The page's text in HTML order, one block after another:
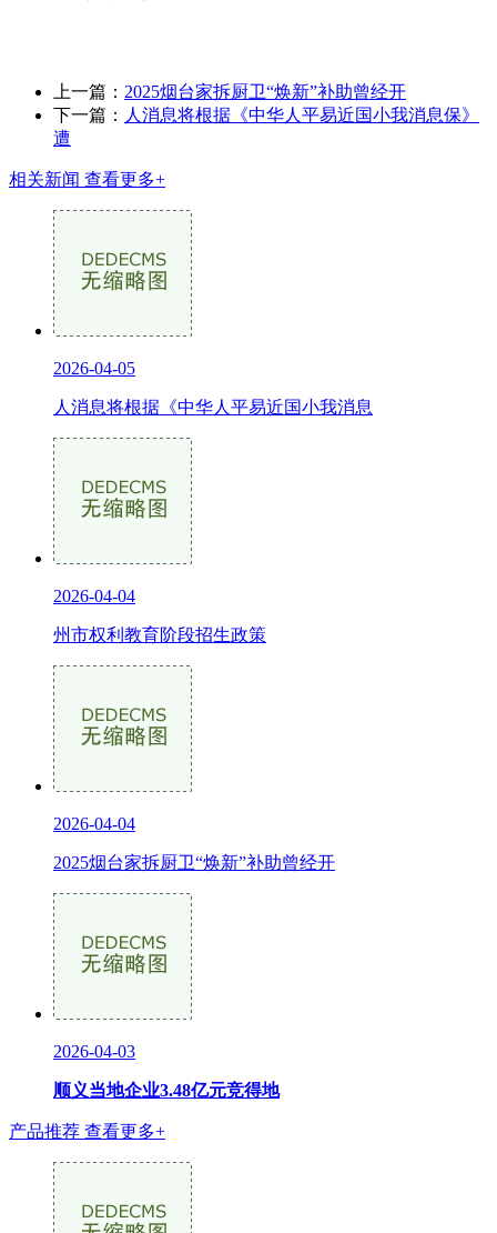
上一篇： 2025烟台家拆厨卫“焕新”补助曾经开
下一篇： 人消息将根据《中华人平易近国小我消息保》
遭
相关新闻 查看更多+
2026-04-05
人消息将根据《中华人平易近国小我消息
2026-04-04
州市权利教育阶段招生政策
2026-04-04
2025烟台家拆厨卫“焕新”补助曾经开
2026-04-03
顺义当地企业3.48亿元竞得地
产品推荐 查看更多+